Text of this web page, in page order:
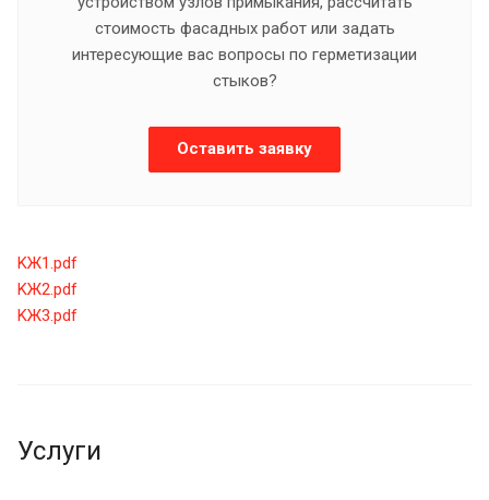
стоимость фасадных работ или задать
интересующие вас вопросы по герметизации
стыков?
Оставить заявку
KЖ1.pdf
KЖ2.pdf
KЖ3.pdf
Услуги